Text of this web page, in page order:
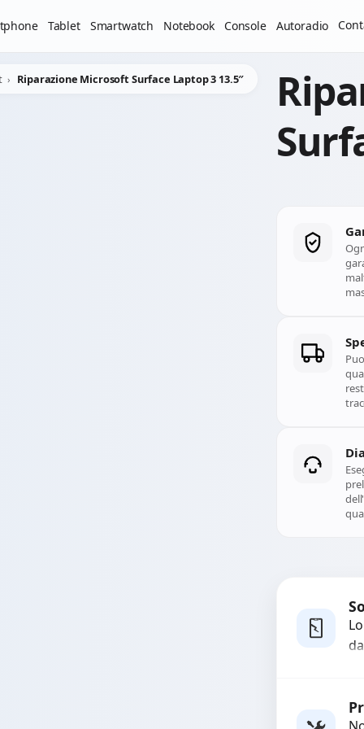
Tablet Smartwatch Notebook Console Autoradio
Riparazione Microsoft Surface Laptop 3 13.5″